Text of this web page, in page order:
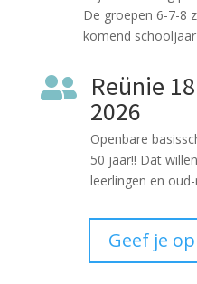
De groepen 6-7-8
komend schooljaar
 Reünie
2026
Openbare
50 jaar!! Dat
leerlingen en
Geef je